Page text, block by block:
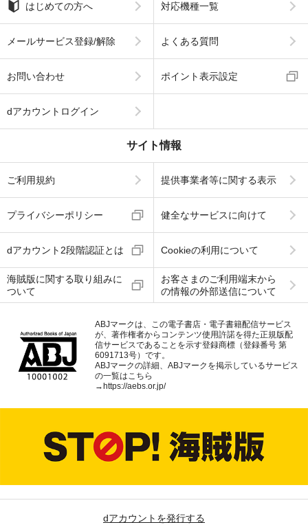
はじめての方へ 対応機種一覧
メールサービス登録/解除 よくある質問
お問い合わせ ポイント表示設定
dアカウントログイン
サイト情報
ご利用規約 提供事業者等に関する表示
プライバシーポリシー 健全なサービスに向けて
dアカウント2段階認証とは Cookieの利用について
海賊版に関する取り組みに
ついて
お客さまのご利用端末から
の情報の外部送信について
ABJマークは、この電子書店・電子書籍配信サービス
が、著作権者からコンテンツ使用許諾を得た正規版配
信サービスであることを示す登録商標（登録番号 第
6091713号）です。
ABJマークの詳細、ABJマークを掲示しているサービス
の一覧はこちら
→ https://aebs.or.jp/
dアカウントを発行する